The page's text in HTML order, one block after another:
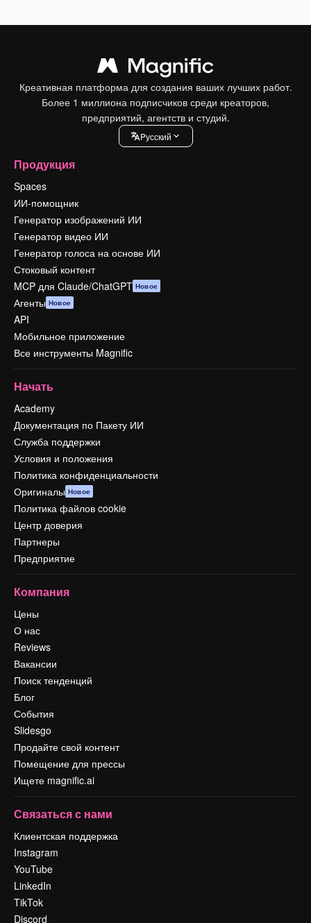
Креативная платформа для создания ваших лучших работ.
Более 1 миллиона подписчиков среди креаторов,
предприятий, агентств и студий.
Pусский
Продукция
Spaces
ИИ-помощник
Генератор изображений ИИ
Генератор видео ИИ
Генератор голоса на основе ИИ
Стоковый контент
MCP для Claude/ChatGPT Новое
Агенты Новое
API
Мобильное приложение
Все инструменты Magnific
Начать
Academy
Документация по Пакету ИИ
Служба поддержки
Условия и положения
Политика конфиденциальности
Оригиналы Новое
Политика файлов cookie
Центр доверия
Партнеры
Предприятие
Компания
Цены
О нас
Reviews
Вакансии
Поиск тенденций
Блог
События
Slidesgo
Продайте свой контент
Помещение для прессы
Ищете magnific.ai
Связаться с нами
Клиентская поддержка
Instagram
YouTube
LinkedIn
TikTok
Discord